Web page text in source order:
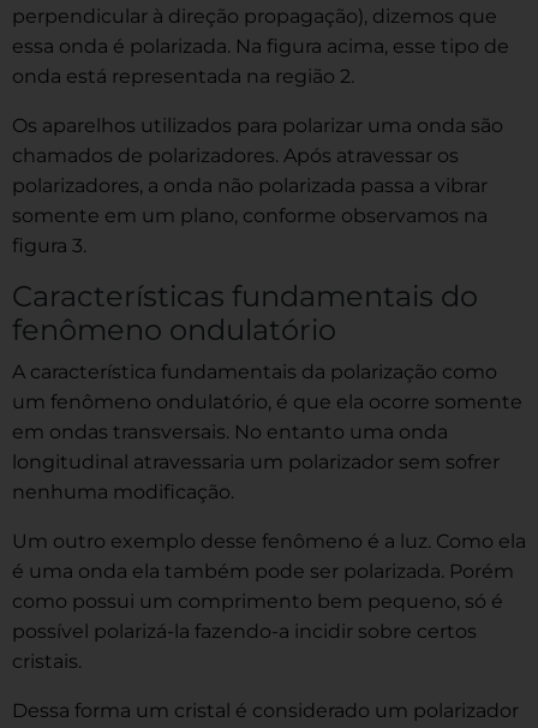
perpendicular à direção propagação), dizemos que
essa onda é polarizada. Na figura acima, esse tipo de
onda está representada na região 2.
Os aparelhos utilizados para polarizar uma onda são
chamados de polarizadores. Após atravessar os
polarizadores, a onda não polarizada passa a vibrar
somente em um plano, conforme observamos na
figura 3.
Características fundamentais do
fenômeno ondulatório
A característica fundamentais da polarização como
um fenômeno ondulatório, é que ela ocorre somente
em ondas transversais. No entanto uma onda
longitudinal atravessaria um polarizador sem sofrer
nenhuma modificação.
Um outro exemplo desse fenômeno é a luz. Como ela
é uma onda ela também pode ser polarizada. Porém
como possui um comprimento bem pequeno, só é
possível polarizá-la fazendo-a incidir sobre certos
cristais.
Dessa forma um cristal é considerado um polarizador